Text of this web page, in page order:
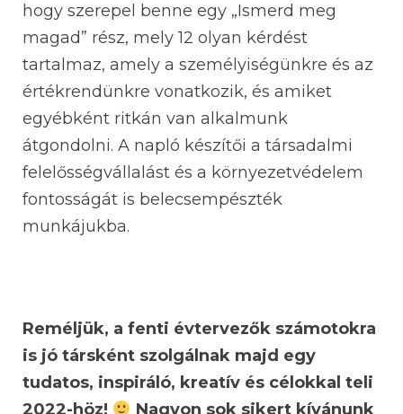
hogy szerepel benne egy „Ismerd meg
magad” rész, mely 12 olyan kérdést
tartalmaz, amely a személyiségünkre és az
értékrendünkre vonatkozik, és amiket
egyébként ritkán van alkalmunk
átgondolni. A napló készítői a társadalmi
felelősségvállalást és a környezetvédelem
fontosságát is belecsempészték
munkájukba.
Reméljük, a fenti évtervezők számotokra
is jó társként szolgálnak majd egy
tudatos, inspiráló, kreatív és célokkal teli
2022-höz!
Nagyon sok sikert kívánunk